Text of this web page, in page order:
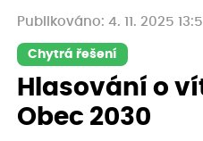
Publikováno: 4. 11. 2025
Chytrá řešení
Hlasování o
Obec 2030